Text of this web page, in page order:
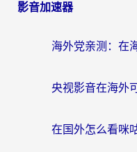
影音加速器